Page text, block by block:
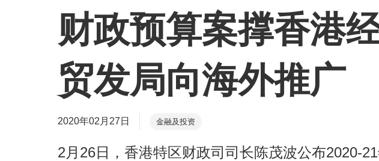
财政预算案撑香港
贸发局向海外推广
2020年02月27日 金融及投资
2月26日，香港特区财政司司长陈茂波公布2020-